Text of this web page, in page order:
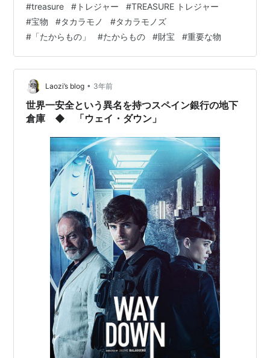
#treasure # トレジャー #TREASURE トレジャー
#宝物 #タカラモノ #タカラモノズ
# 「たからもの」 #たからもの #財宝 #重要な物
Laozi’s blog • 3年前
世界一安全という異名を持つスペイン銀行の地下
倉庫 ◆ 「ウェイ・ダウン」